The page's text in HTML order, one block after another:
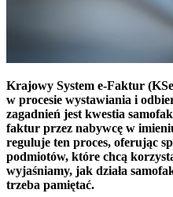
Krajowy System e-Faktur
w procesie wystawiania i
zagadnień jest kwestia
faktur przez nabywcę w
reguluje ten proces, oferując
podmiotów, które chcą
wyjaśniamy, jak działa
trzeba pamiętać.